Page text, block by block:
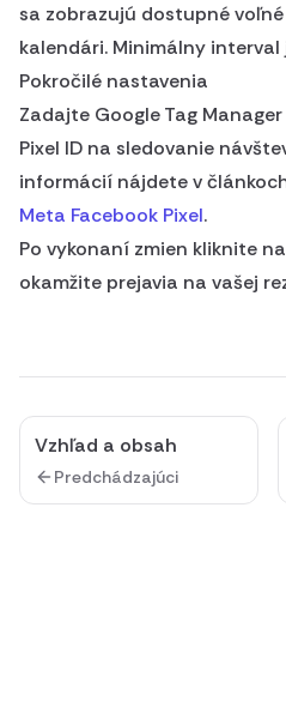
sa zobrazujú dostupné
kalendári. Minimálny interval
Pokročilé nastavenia
Zadajte Google Tag
Pixel ID na sledovanie
informácií nájdete v
Meta Facebook Pixel.
Po vykonaní zmien kliknite na
okamžite prejavia na vašej
Vzhľad a obsah
Predchádzajúci